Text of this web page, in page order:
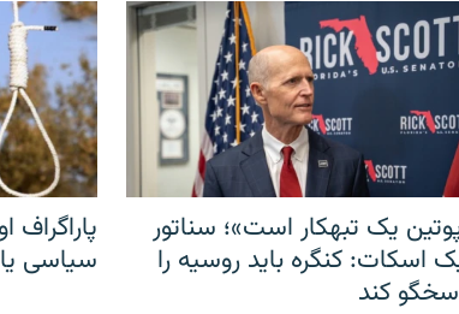
یک تبهکار است»؛ سناتور
اسکات: کنگره باید روسیه را
کند
پاراگراف
سیاسی